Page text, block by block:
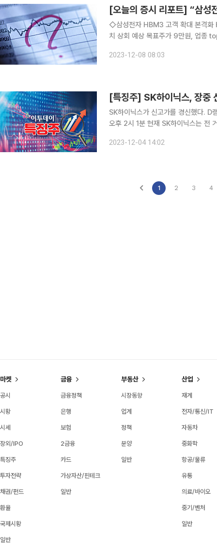
[오늘의 증시 리포트] “삼성
◇삼성전자 HBM3 고객 확대 본격화
치 상회 예상 목표주가 9만원, 업종 top pick 유지.
판매 약화 및 마케팅 비용 증가 예상
2023-12-08 08:03
[특징주] SK하이닉스, 장
SK하이닉스가 신고가를 경신했다. D
오후 2시 1분 현재 SK하이닉스는 전
2023-12-04 14:02
1 2 3 4
마켓
공시
시황
시세
장외/IPO
특징주
투자전략
채권/펀드
환율
국제시황
일반
금융
금융정책
은행
보험
2금융
카드
가상자산/핀테크
일반
부동산
시장동향
업계
정책
분양
일반
산업
재계
전자/통신/IT
자동차
중화학
항공/물류
유통
의료/바이오
중기/벤처
일반